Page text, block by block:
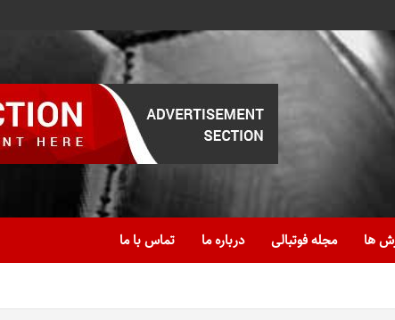
ها مجله فوتبالی درباره ما تماس با ما